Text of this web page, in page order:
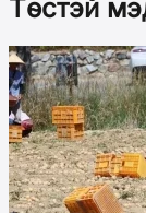
Төстэй